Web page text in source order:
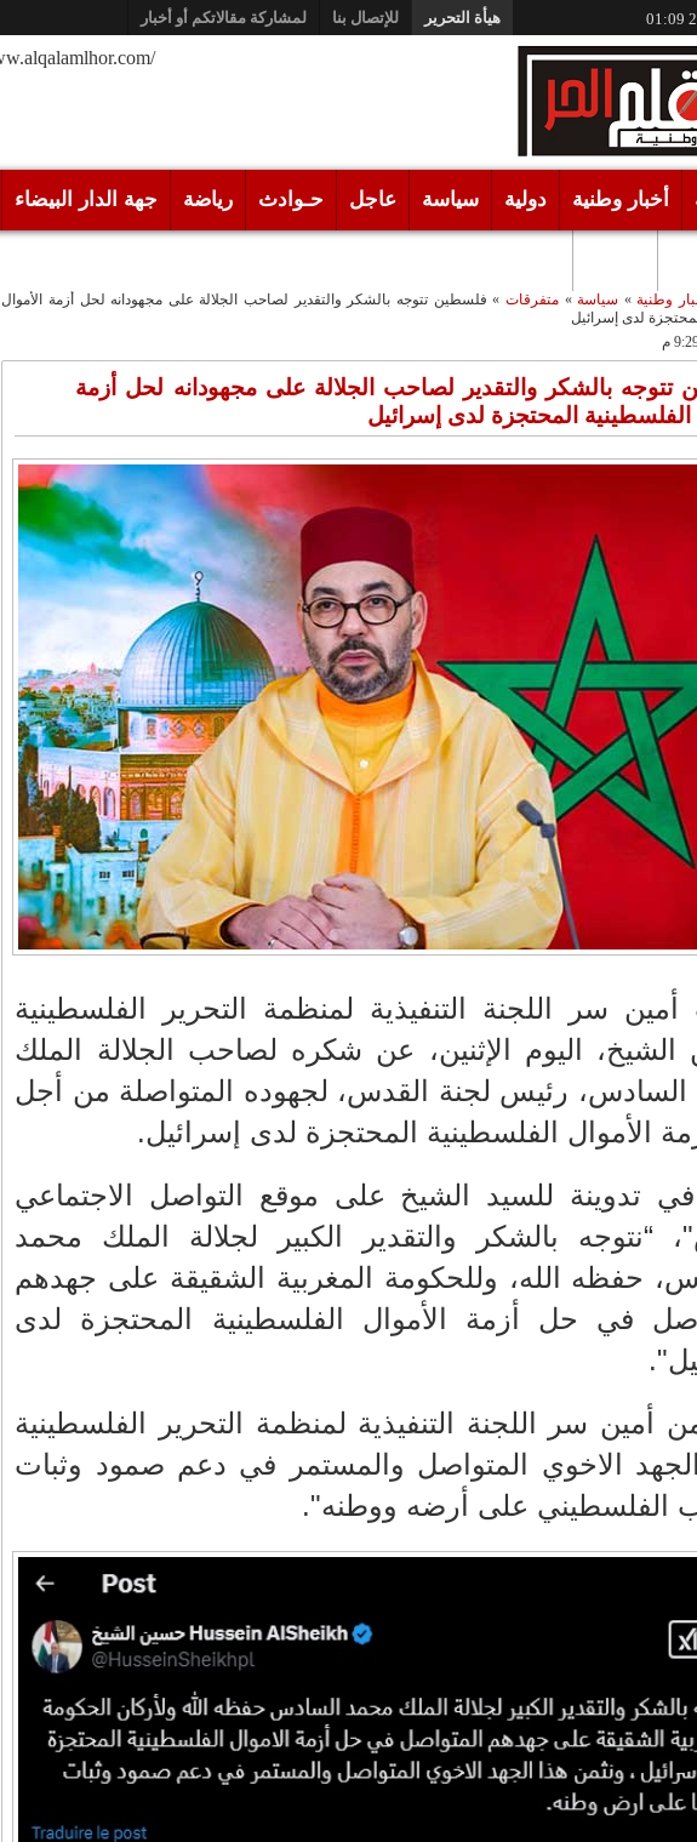
01:09 هيأة التحرير للإتصال بنا لمشاركة مقالاتكم أو أخبار
/www.alqalamlhor.com
أخبار وطنية دولية سياسة عاجل حـوادث رياضة جهة الدار البيضاء
وطنية» سياسة»متفرقات » فلسطين تتوجه بالشكر والتقدير لصاحب الجلالة على مجهودانه لحل أزمة الأموال
لدى إسرائيل
تتوجه بالشكر والتقدير لصاحب الجلالة على مجهودانه لحل أزمة
الفلسطينية المحتجزة لدى إسرائيل
أمين سر اللجنة التنفيذية لمنظمة التحرير الفلسطينية
اليوم الإثنين، عن شكره لصاحب الجلالة الملك
رئيس لجنة القدس، لجهوده المتواصلة من أجل
الأموال الفلسطينية المحتجزة لدى إسرائيل.
تدوينة للسيد الشيخ على موقع التواصل الاجتماعي
“نتوجه بالشكر والتقدير الكبير لجلالة الملك محمد
حفظه الله، وللحكومة المغربية الشقيقة على جهدهم
في حل أزمة الأموال الفلسطينية المحتجزة لدى
أمين سر اللجنة التنفيذية لمنظمة التحرير الفلسطينية
الاخوي المتواصل والمستمر في دعم صمود وثبات
الفلسطيني على أرضه ووطنه".